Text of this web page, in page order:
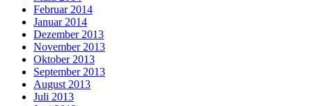
Februar 2014
Januar 2014
Dezember 2013
November 2013
Oktober 2013
September 2013
August 2013
Juli 2013